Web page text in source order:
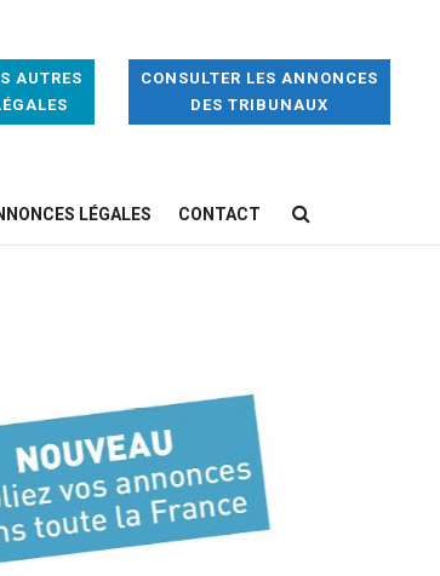
AUTRES
CONSULTER LES ANNONCES
DES TRIBUNAUX
LÉGALES CONTACT